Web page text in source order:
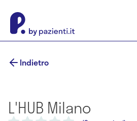
Indietro
L'HUB Milano